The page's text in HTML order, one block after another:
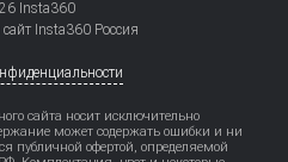
Insta360
Insta360 Россия
сайта носит исключительно
может содержать ошибки и ни
публичной офертой, определяемой